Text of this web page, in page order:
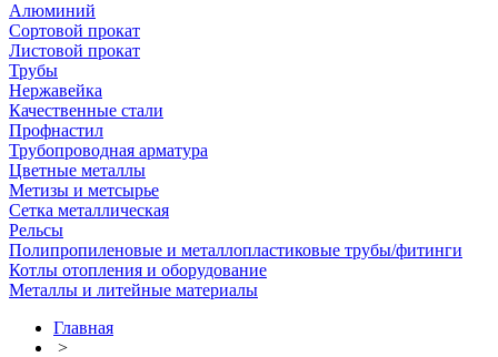
Алюминий
Сортовой прокат
Листовой прокат
Трубы
Нержавейка
Качественные стали
Профнастил
Трубопроводная арматура
Цветные металлы
Метизы и метсырье
Сетка металлическая
Рельсы
Полипропиленовые и металлопластиковые трубы/фитинги
Котлы отопления и оборудование
Металлы и литейные материалы
Главная
>